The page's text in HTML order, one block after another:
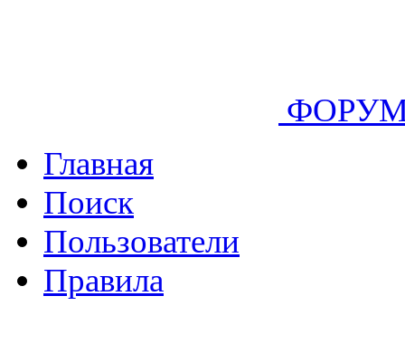
Главная
Поиск
Пользователи
Правила